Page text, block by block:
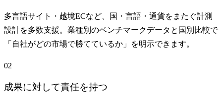
多言語サイト・越境ECなど、国・言語・通貨をまたぐ計測
設計を多数支援。業種別のベンチマークデータと国別比較で
「自社がどの市場で勝てているか」を明示できます。
02
成果に対して責任を持つ